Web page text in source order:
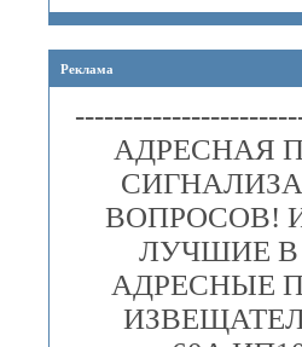
Реклама
АДРЕСНАЯ
ВОПРОСОВ!
ЛУЧШИЕ
АДРЕСНЫЕ